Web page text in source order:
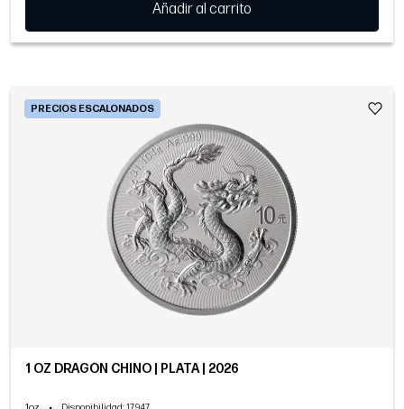
Añadir al carrito
PRECIOS ESCALONADOS
1 OZ DRAGÓN CHINO | PLATA | 2026